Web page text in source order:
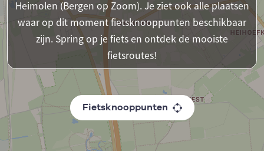
Heimolen (Bergen op Zoom). Je ziet ook alle plaatsen
waar op dit moment fietsknooppunten beschikbaar
zijn. Spring op je fiets en ontdek de mooiste
fietsroutes!
Fietsknooppunten